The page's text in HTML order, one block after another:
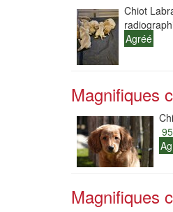
Chiot
Agréé
Magnifiques
Magnifiques